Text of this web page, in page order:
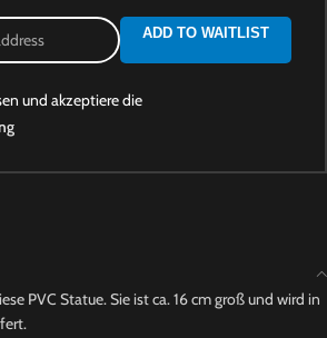
ADD TO WAITLIST
und akzeptiere die
PVC Statue. Sie ist ca. 16 cm groß und wird in